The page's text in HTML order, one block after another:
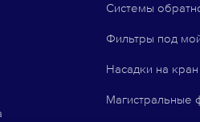
Системы
Фильтры под
Насадки на кран
Магистральные